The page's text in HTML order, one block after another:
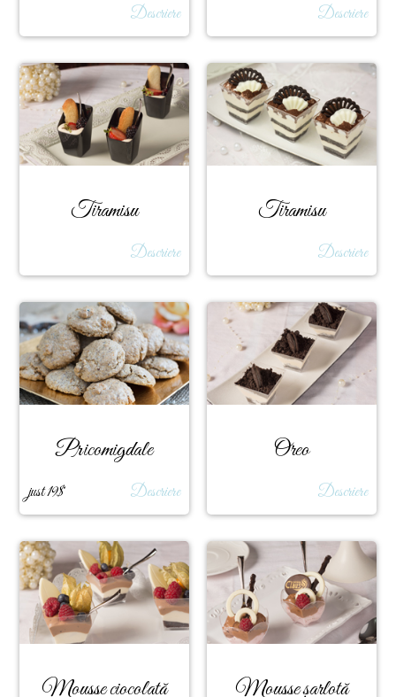
Descriere Descriere
Tiramisu
Descriere
Tiramisu
Descriere
Pricomigdale
just 19$ Descriere
Oreo
Descriere
Mousse ciocolată
Mousse șarlotă